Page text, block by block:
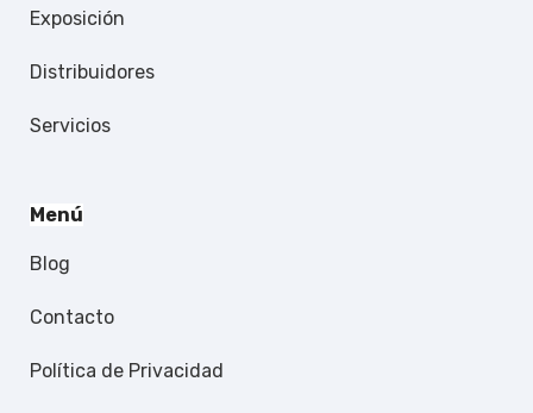
Exposición
Distribuidores
Servicios
Menú
Blog
Contacto
Política de Privacidad